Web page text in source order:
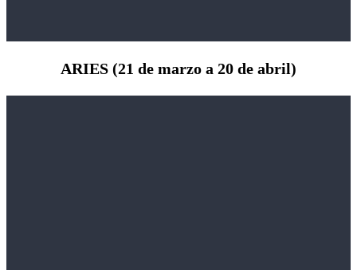
ARIES (21 de marzo a 20 de abril)